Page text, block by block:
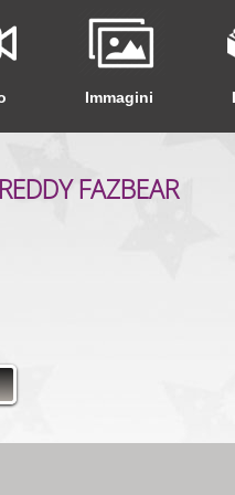
Immagini
FAZBEAR